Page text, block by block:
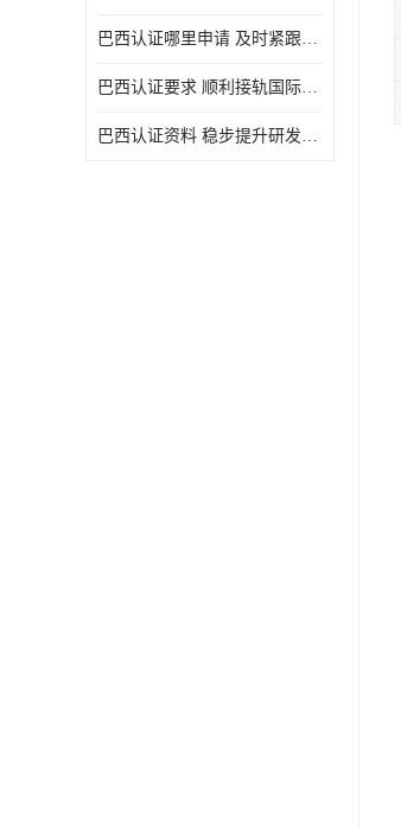
巴西认证哪里申请 及时紧跟法规变化
巴西认证要求 顺利接轨国际规范
巴西认证资料 稳步提升研发能力